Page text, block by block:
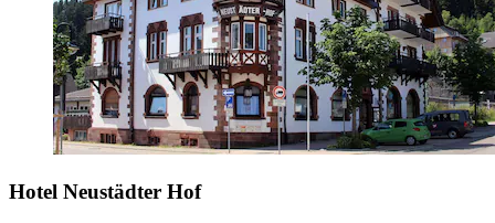
Hotel Neustädter Hof